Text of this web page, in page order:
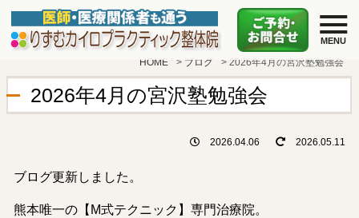
HOME > ブログ >2026年4月の宮沢塾勉強会
2026年4月の宮沢塾勉強会
2026.04.06 2026.05.11
ブログ更新しました。
熊本唯一の【M式テクニック】専門治療院。